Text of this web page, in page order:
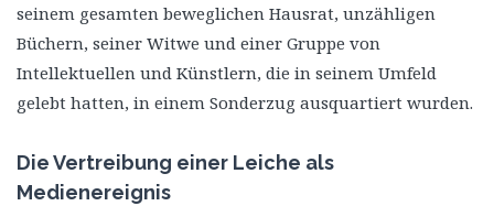
seinem gesamten beweglichen Hausrat, unzähligen
Büchern, seiner Witwe und einer Gruppe von
Intellektuellen und Künstlern, die in seinem Umfeld
gelebt hatten, in einem Sonderzug ausquartiert wurden.
Die Vertreibung einer Leiche als
Medienereignis